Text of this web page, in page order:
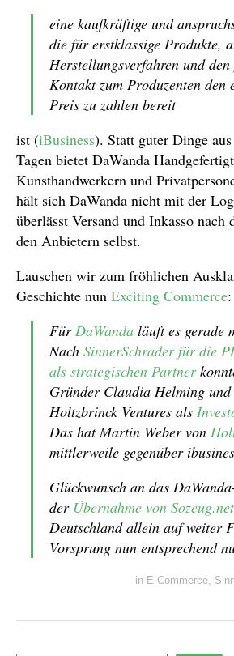
eine kaufkräftige und
die für erstklassige Produkte,
Herstellungsverfahren und
Kontakt zum Produzenten den
Preis zu zahlen bereit
ist (iBusiness). Statt guter Dinge
Tagen bietet DaWanda
Kunsthandwerkern und
hält sich DaWanda nicht mit der
überlässt Versand und Inkasso nach
den Anbietern selbst.
Lauschen wir zum fröhlichen
Geschichte nun Exciting Commerce:
FürDaWanda läuft es gerade
Nach SinnerSchrader für die
als strategischen Partner
Gründer Claudia Helming
Holtzbrinck Ventures als
Das hat Martin Weber von
mittlerweile gegenüber
Glückwunsch an das
der Übernahme von Sozeug.net
Deutschland allein auf weiter
Vorsprung nun entsprechend
in E-Commerce,